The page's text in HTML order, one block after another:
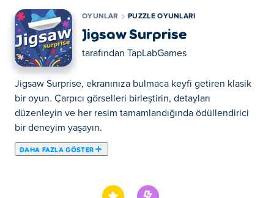
OYUNLAR PUZZLE OYUNLARI
Jigsaw Surprise
tarafından TapLabGames
Jigsaw Surprise, ekranınıza bulmaca keyfi getiren klasik
bir oyun. Çarpıcı görselleri birleştirin, detayları
düzenleyin ve her resim tamamlandığında ödüllendirici
bir deneyim yaşayın.
DAHA FAZLA GÖSTER
yapboz parçalarını sürükleyin ve uygun yerlere